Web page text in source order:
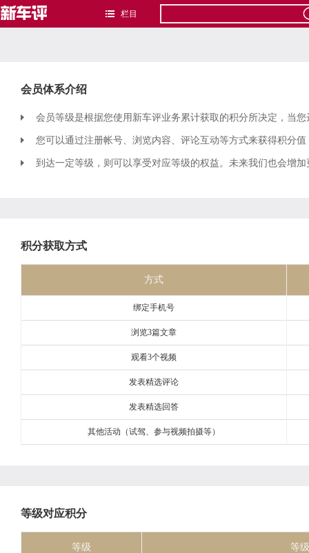
栏目
会员体系介绍
会员等级是根据您使用新车评业务累计获取的积分所决定，当
您可以通过注册帐号、浏览内容、评论互动等方式来获得积分
到达一定等级，则可以享受对应等级的权益。未来我们也会增
积分获取方式
方式
绑定手机号
浏览3篇文章
观看3个视频
发表精选评论
发表精选回答
其他活动（试驾、参与视频拍摄等）
等级对应积分
等级 等